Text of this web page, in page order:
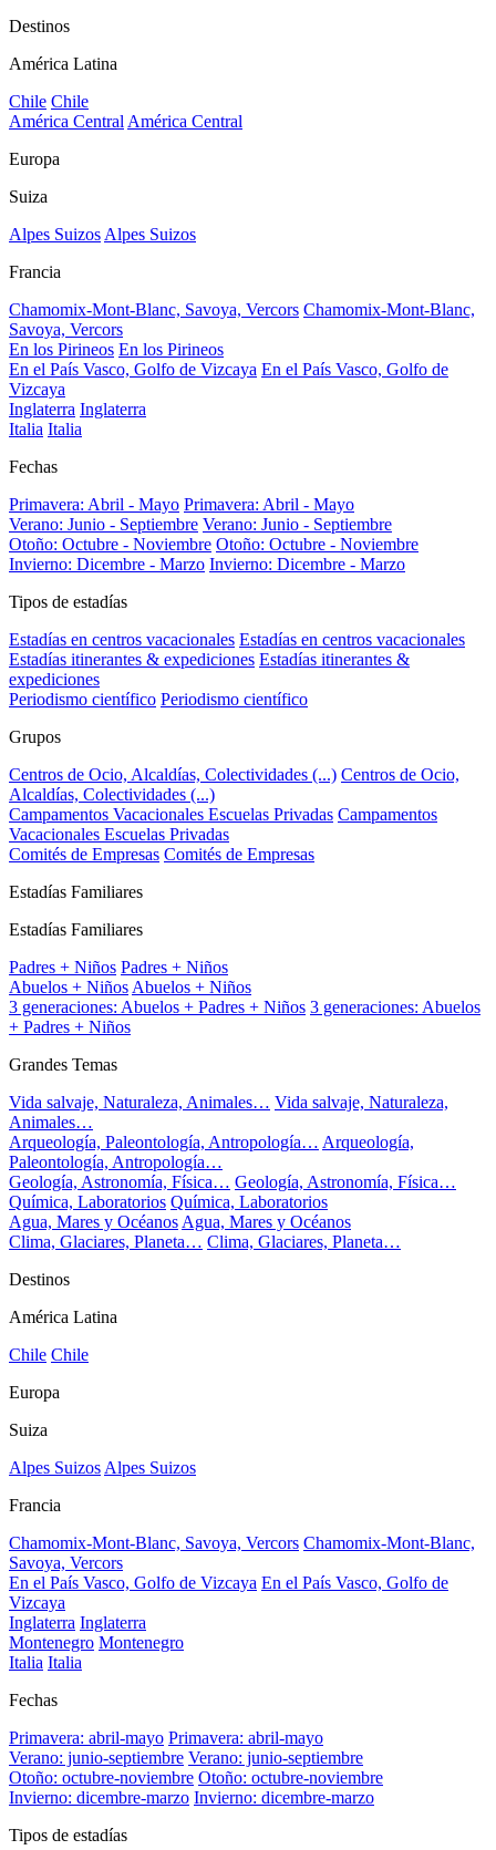
Destinos
América Latina
Chile Chile
América CentralAmérica Central
Europa
Suiza
Alpes SuizosAlpes Suizos
Francia
Chamomix-Mont-Blanc, Savoya, Vercors Chamomix-Mont-Blanc,
Savoya, Vercors
En los Pirineos En los Pirineos
En el País Vasco, Golfo de Vizcaya En el País Vasco, Golfo de
Vizcaya
Inglaterra Inglaterra
Italia Italia
Fechas
Primavera: Abril - Mayo Primavera: Abril - Mayo
Verano: Junio - Septiembre Verano: Junio - Septiembre
Otoño: Octubre - Noviembre Otoño: Octubre - Noviembre
Invierno: Dicembre - Marzo Invierno: Dicembre - Marzo
Tipos de estadías
Estadías en centros vacacionales Estadías en centros vacacionales
Estadías itinerantes & expediciones Estadías itinerantes &
expediciones
Periodismo científico Periodismo científico
Grupos
Centros de Ocio, Alcaldías, Colectividades (...) Centros de Ocio,
Alcaldías, Colectividades (...)
Campamentos Vacacionales Escuelas Privadas Campamentos
Vacacionales Escuelas Privadas
Comités de Empresas Comités de Empresas
Estadías Familiares
Estadías Familiares
Padres + Niños Padres + Niños
Abuelos + NiñosAbuelos + Niños
3 generaciones: Abuelos + Padres + Niños 3 generaciones: Abuelos
+ Padres + Niños
Grandes Temas
Vida salvaje, Naturaleza, Animales… Vida salvaje, Naturaleza,
Animales…
Arqueología, Paleontología, Antropología… Arqueología,
Paleontología, Antropología…
Geología, Astronomía, Física… Geología, Astronomía, Física…
Química, Laboratorios Química, Laboratorios
Agua, Mares y OcéanosAgua, Mares y Océanos
Clima, Glaciares, Planeta… Clima, Glaciares, Planeta…
Destinos
América Latina
Chile Chile
Europa
Suiza
Alpes SuizosAlpes Suizos
Francia
Chamomix-Mont-Blanc, Savoya, Vercors Chamomix-Mont-Blanc,
Savoya, Vercors
En el País Vasco, Golfo de Vizcaya En el País Vasco, Golfo de
Vizcaya
Inglaterra Inglaterra
Montenegro Montenegro
Italia Italia
Fechas
Primavera: abril-mayo Primavera: abril-mayo
Verano: junio-septiembre Verano: junio-septiembre
Otoño: octubre-noviembre Otoño: octubre-noviembre
Invierno: dicembre-marzo Invierno: dicembre-marzo
Tipos de estadías